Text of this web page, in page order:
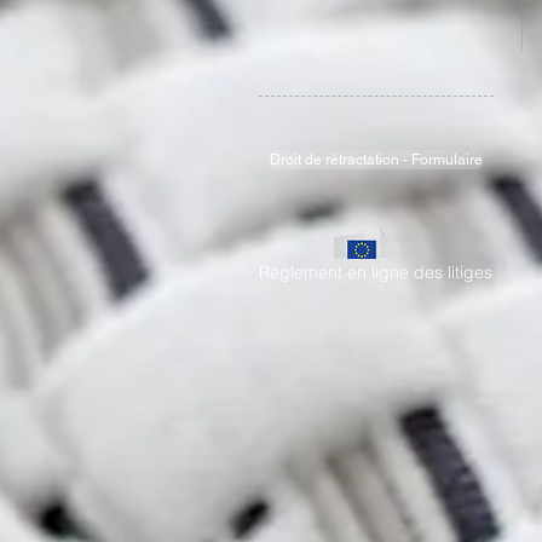
Droit de rétractation - Formulaire
Règlement en ligne des litiges